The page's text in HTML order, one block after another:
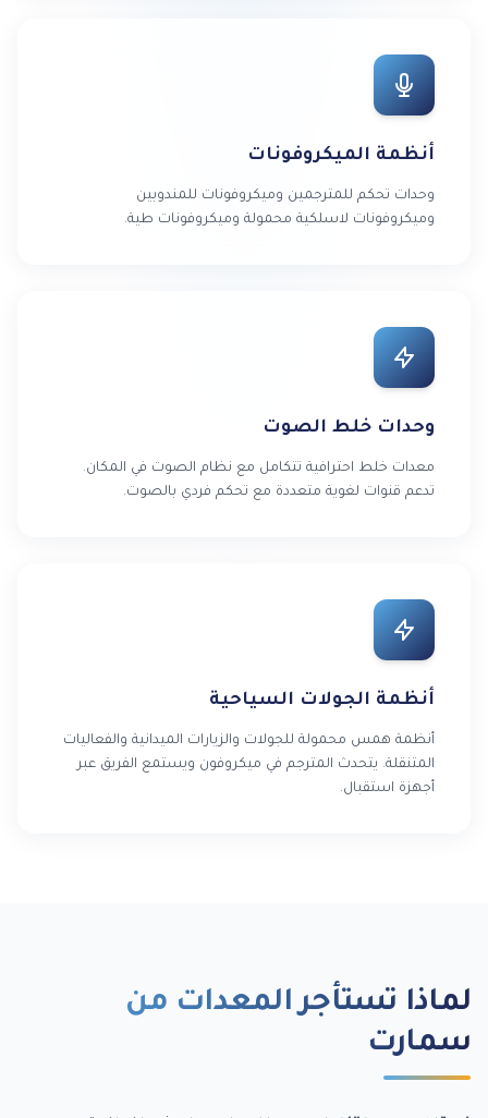
أنظمة الميكروفونات
وحدات تحكم للمترجمين وميكروفونات للمندوبين
وميكروفونات لاسلكية محمولة وميكروفونات طية.
وحدات خلط الصوت
معدات خلط احترافية تتكامل مع نظام الصوت في المكان.
تدعم قنوات لغوية متعددة مع تحكم فردي بالصوت.
أنظمة الجولات السياحية
أنظمة همس محمولة للجولات والزيارات الميدانية والفعاليات
المتنقلة. يتحدث المترجم في ميكروفون ويستمع الفريق عبر
أجهزة استقبال.
لماذا تستأجر المعدات من
سمارت